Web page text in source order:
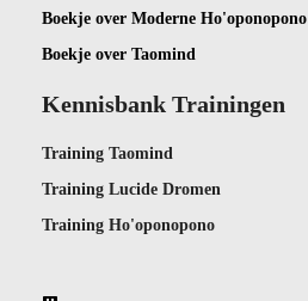
Boekje over Moderne Ho'oponopono
Boekje over Taomind
Kennisbank Trainingen
Training Taomind
Training Lucide Dromen
Training Ho'oponopono